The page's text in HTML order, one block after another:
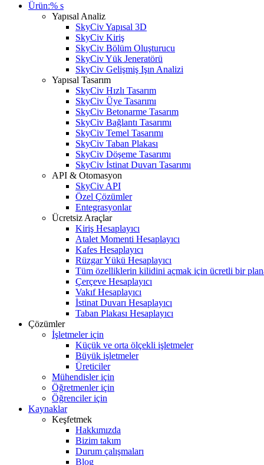
Ürün:% s
Yapısal Analiz
SkyCiv Yapısal 3D
SkyCiv Kiriş
SkyCiv Bölüm Oluşturucu
SkyCiv Yük Jeneratörü
SkyCiv Gelişmiş Işın Analizi
Yapısal Tasarım
SkyCiv Hızlı Tasarım
SkyCiv Üye Tasarımı
SkyCiv Betonarme Tasarım
SkyCiv Bağlantı Tasarımı
SkyCiv Temel Tasarımı
SkyCiv Taban Plakası
SkyCiv Döşeme Tasarımı
SkyCiv İstinat Duvarı Tasarımı
API & Otomasyon
SkyCiv API
Özel Çözümler
Entegrasyonlar
Ücretsiz Araçlar
Kiriş Hesaplayıcı
Atalet Momenti Hesaplayıcı
Kafes Hesaplayıcı
Rüzgar Yükü Hesaplayıcı
Tüm özelliklerin kilidini açmak için ücretli bir
Çerçeve Hesaplayıcı
Vakıf Hesaplayıcı
İstinat Duvarı Hesaplayıcı
Taban Plakası Hesaplayıcı
Çözümler
İşletmeler için
Küçük ve orta ölçekli işletmeler
Büyük işletmeler
Üreticiler
Mühendisler için
Öğretmenler için
Öğrenciler için
Kaynaklar
Keşfetmek
Hakkımızda
Bizim takım
Durum çalışmaları
Blog